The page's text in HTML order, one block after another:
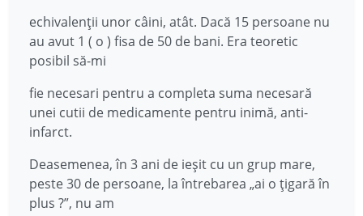
echivalenții unor câini, atât. Dacă 15 persoane nu
au avut 1 ( o ) fisa de 50 de bani. Era teoretic
posibil să-mi
fie necesari pentru a completa suma necesară
unei cutii de medicamente pentru inimă, anti-
infarct.
Deasemenea, în 3 ani de ieșit cu un grup mare,
peste 30 de persoane, la întrebarea „ai o țigară în
plus ?”, nu am